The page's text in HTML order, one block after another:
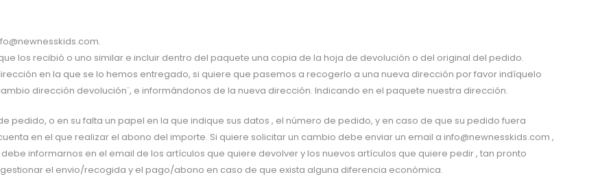
los recibió o uno similar e incluir dentro del paquete una copia de la hoja de devolución o del original del pedido.
en la que se lo hemos entregado, si quiere que pasemos a recogerlo a una nueva dirección por favor indíquelo
dirección devolución¨, e informándonos de la nueva dirección. Indicando en el paquete nuestra dirección.
pedido, o en su falta un papel en la que indique sus datos , el número de pedido, y en caso de que su pedido fuera
en el que realizar el abono del importe. Si quiere solicitar un cambio debe enviar un email a info@newnesskids.com ,
informarnos en el email de los artículos que quiere devolver y los nuevos artículos que quiere pedir , tan pronto
el envio/recogida y el pago/abono en caso de que exista alguna diferencia económica.